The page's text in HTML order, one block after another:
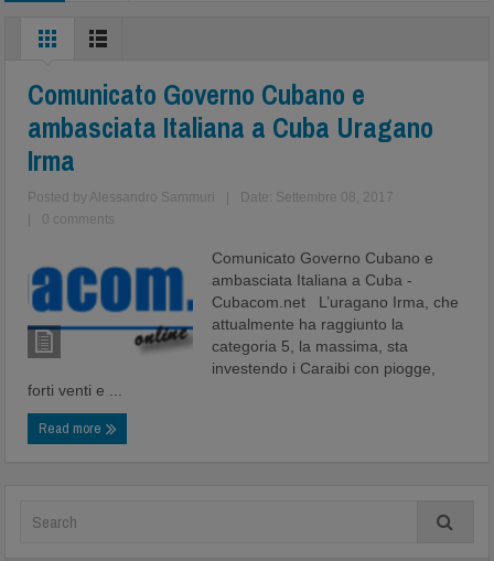
Comunicato Governo Cubano e
ambasciata Italiana a Cuba Uragano
Irma
Posted by Alessandro Sammuri
Date: Settembre 08, 2017
0 comments
Comunicato Governo Cubano e
ambasciata Italiana a Cuba -
Cubacom.net L’uragano Irma, che
attualmente ha raggiunto la
categoria 5, la massima, sta
investendo i Caraibi con piogge,
forti venti e ...
Read more